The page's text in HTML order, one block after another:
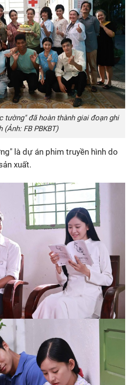
tường" đã hoàn thành giai đoạn ghi
(Ảnh: FB PBKBT)
là dự án phim truyền hình do
xuất.